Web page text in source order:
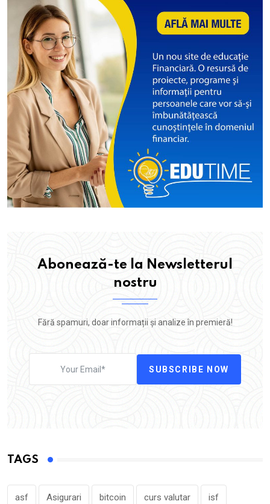
Abonează-te la Newsletterul
nostru
Fără spamuri, doar informații și analize în premieră!
SUBSCRIBE NOW
TAGS
asf Asigurari bitcoin curs valutar isf